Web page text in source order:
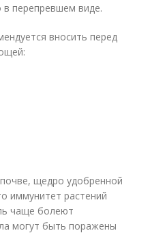
в перепревшем виде.
вносить перед
щедро удобренной
иммунитет растений
чаще болеют
могут быть поражены